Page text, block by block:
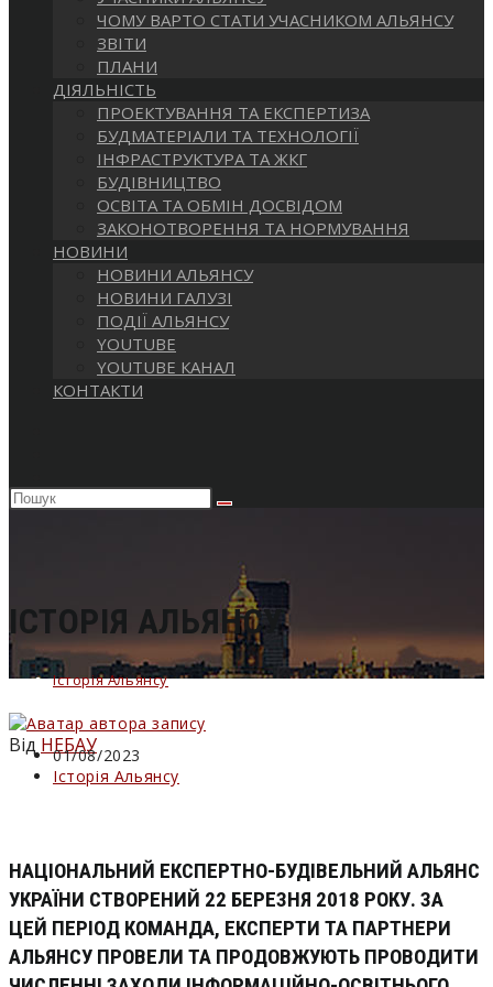
САЙТІ
ЧОМУ ВАРТО СТАТИ УЧАСНИКОМ АЛЬЯНСУ
ЗВІТИ
ПЛАНИ
ДІЯЛЬНІСТЬ
ПРОЕКТУВАННЯ ТА ЕКСПЕРТИЗА
БУДМАТЕРІАЛИ ТА ТЕХНОЛОГІЇ
ІНФРАСТРУКТУРА ТА ЖКГ
БУДІВНИЦТВО
ОСВІТА ТА ОБМІН ДОСВІДОМ
ЗАКОНОТВОРЕННЯ ТА НОРМУВАННЯ
НОВИНИ
НОВИНИ АЛЬЯНСУ
НОВИНИ ГАЛУЗІ
ПОДІЇ АЛЬЯНСУ
YOUTUBE
YOUTUBE КАНАЛ
КОНТАКТИ
Пошук
ІСТОРІЯ АЛЬЯНСУ
Історія Альянсу
Від НЕБАУ
Запис
опубліковано:
01/08/2023
Категорія
Історія Альянсу
НАЦІОНАЛЬНИЙ ЕКСПЕРТНО-БУДІВЕЛЬНИЙ АЛЬЯНС
УКРАЇНИ СТВОРЕНИЙ 22 БЕРЕЗНЯ 2018 РОКУ. ЗА
ЦЕЙ ПЕРІОД КОМАНДА, ЕКСПЕРТИ ТА ПАРТНЕРИ
АЛЬЯНСУ ПРОВЕЛИ ТА ПРОДОВЖУЮТЬ ПРОВОДИТИ